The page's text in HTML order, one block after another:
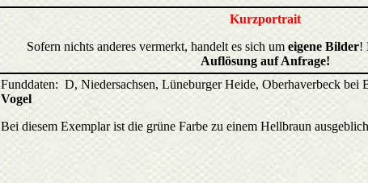
Kurzportrait
Sofern nichts anderes vermerkt, handelt es sich um eigene Bilder!
Auflösung auf Anfrage!
Funddaten: D, Niedersachsen, Lüneburger Heide, Oberhaverbeck bei
Vogel
Bei diesem Exemplar ist die grüne Farbe zu einem Hellbraun